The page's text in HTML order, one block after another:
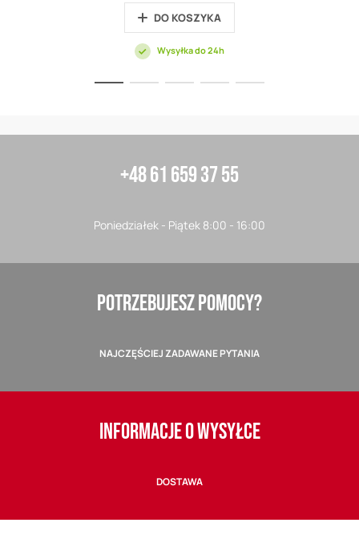
DO KOSZYKA
Wysyłka do 24h
+48 61 659 37 55
Poniedziałek - Piątek 8:00 - 16:00
POTRZEBUJESZ POMOCY?
NAJCZĘŚCIEJ ZADAWANE PYTANIA
INFORMACJE O WYSYŁCE
DOSTAWA